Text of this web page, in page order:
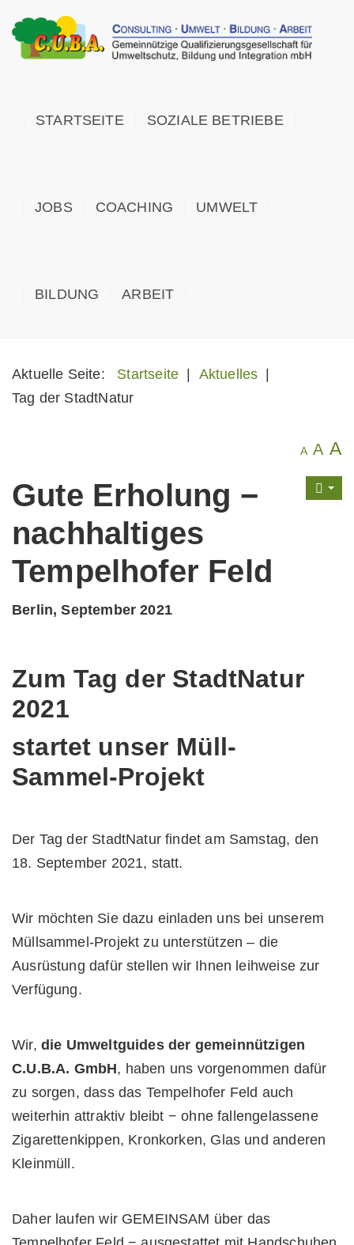
STARTSEITE SOZIALE BETRIEBE
JOBS COACHING UMWELT
BILDUNG ARBEIT
Aktuelle Seite: Startseite Aktuelles
Tag der StadtNatur
A A A
Gute Erholung −
nachhaltiges
Tempelhofer Feld
Berlin, September 2021
Zum Tag der StadtNatur
2021
startet unser Müll-
Sammel-Projekt
Der Tag der StadtNatur findet am Samstag, den
18. September 2021, statt.
Wir möchten Sie dazu einladen uns bei unserem
Müllsammel-Projekt zu unterstützen – die
Ausrüstung dafür stellen wir Ihnen leihweise zur
Verfügung.
Wir, die Umweltguides der gemeinnützigen
C.U.B.A. GmbH, haben uns vorgenommen dafür
zu sorgen, dass das Tempelhofer Feld auch
weiterhin attraktiv bleibt − ohne fallengelassene
Zigarettenkippen, Kronkorken, Glas und anderen
Kleinmüll.
Daher laufen wir GEMEINSAM über das